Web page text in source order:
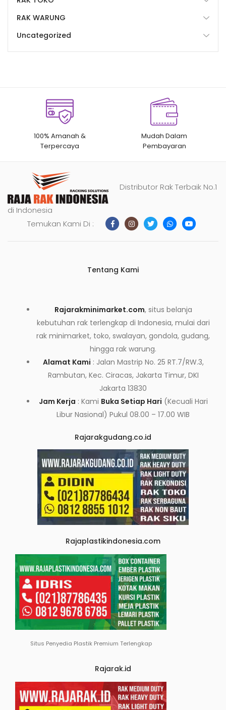
RAK WARUNG
Uncategorized
100% Amanah &
Terpercaya
Mudah Dalam
Pembayaran
Distributor Rak Terbaik No.1
di Indonesia
Temukan Kami Di :
Tentang Kami
Rajarakminimarket.com, situs belanja
kebutuhan rak terlengkap di Indonesia, mulai dari
rak minimarket, toko, swalayan, gondola, gudang,
hingga rak warung.
Alamat Kami : Jalan Mastrip No. 25 RT.7/RW.3,
Rambutan, Kec. Ciracas, Jakarta Timur, DKI
Jakarta 13830
Jam Kerja : Kami Buka Setiap Hari (Kecuali Hari
Libur Nasional) Pukul 08.00 – 17.00 WIB
Rajarakgudang.co.id
Rajaplastikindonesia.com
Situs Penyedia Plastik Premium Terlengkap
Rajarak.id